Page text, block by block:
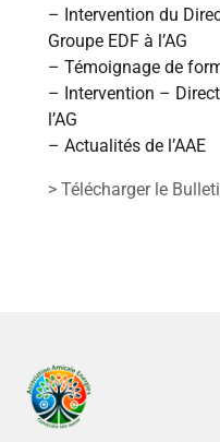
– Intervention du
Groupe EDF à l’AG
– Témoignage de
– Intervention –
l’AG
– Actualités de l’AAE
> Télécharger le